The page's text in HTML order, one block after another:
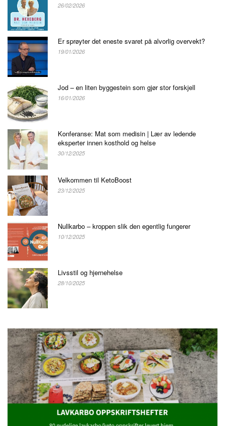
26/02/2026
Er sprøyter det eneste svaret på alvorlig overvekt?
19/01/2026
Jod – en liten byggestein som gjør stor forskjell
16/01/2026
Konferanse: Mat som medisin | Lær av ledende
eksperter innen kosthold og helse
30/12/2025
Velkommen til KetoBoost
23/12/2025
Nullkarbo – kroppen slik den egentlig fungerer
10/12/2025
Livsstil og hjernehelse
28/10/2025